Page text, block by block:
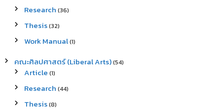
Research (36)
Thesis(32)
Work Manual(1)
คณะศิลปศาสตร์ (Liberal Arts)(54)
Article (1)
Research (44)
Thesis(8)